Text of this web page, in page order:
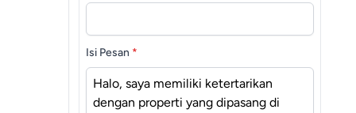
Isi Pesan *